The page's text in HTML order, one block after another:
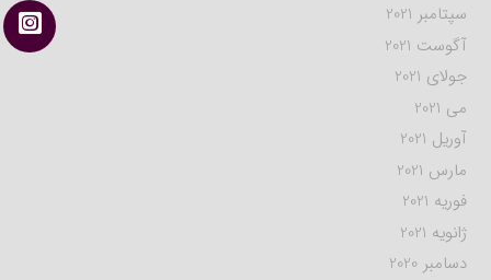
سپتامبر 2021
آگوست 2021
جولای 2021
می 2021
آوریل 2021
مارس 2021
فوریه 2021
ژانویه 2021
دسامبر 2020